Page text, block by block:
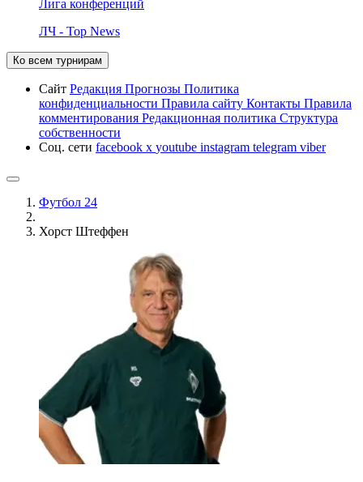
Лига конференций
ЛЧ - Top News
Ко всем турнирам
Сайт Редакция Прогнозы Политика
конфиденциальности Правила сайту Контакты Правила
комментирования Редакционная политика Структура
собственности
Соц. сети facebook x youtube instagram telegram viber
Футбол 24
Хорст Штеффен